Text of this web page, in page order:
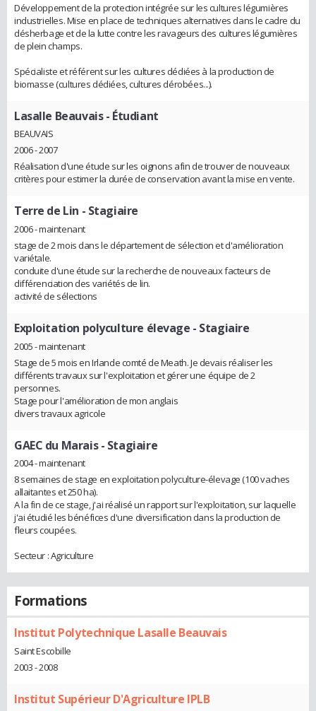
Développement de la protection intégrée sur les cultures légumières
industrielles. Mise en place de techniques alternatives dans le cadre du
désherbage et de la lutte contre les ravageurs des cultures légumières
de plein champs.
Spécialiste et référent sur les cultures dédiées à la production de
biomasse (cultures dédiées, cultures dérobées...).
Lasalle Beauvais- Étudiant
BEAUVAIS
2006 - 2007
Réalisation d'une étude sur les oignons afin de trouver de nouveaux
critères pour estimer la durée de conservation avant la mise en vente.
Terre de Lin - Stagiaire
2006 - maintenant
stage de 2 mois dans le département de sélection et d'amélioration
variétale.
conduite d'une étude sur la recherche de nouveaux facteurs de
différenciation des variétés de lin.
activité de sélections
Exploitation polyculture élevage - Stagiaire
2005 - maintenant
Stage de 5 mois en Irlande comté de Meath. Je devais réaliser les
différents travaux sur l'exploitation et gérer une équipe de 2
personnes.
Stage pour l'amélioration de mon anglais
divers travaux agricole
GAEC du Marais- Stagiaire
2004 - maintenant
8 semaines de stage en exploitation polyculture-élevage (100 vaches
allaitantes et 250 ha).
A la fin de ce stage, j'ai réalisé un rapport sur l'exploitation, sur laquelle
j'ai étudié les bénéfices d'une diversification dans la production de
fleurs coupées.
Secteur : Agriculture
Formations
Institut Polytechnique Lasalle Beauvais
Saint Escobille
2003 - 2008
Institut Supérieur D'Agriculture IPLB